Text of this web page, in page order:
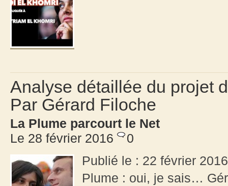
Analyse détaillée du projet
Par Gérard Filoche
La Plume parcourt le Net
Le 28 février 2016
0
Publié le : 22 février
Plume : oui, je sais…